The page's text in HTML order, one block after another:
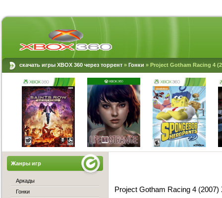
скачать игры XBOX 360 через торрент » Гонки » Project Gotham Racing 4
Project Gotham Racing 4 (2007)
Жанры игр
Аркады
Гонки